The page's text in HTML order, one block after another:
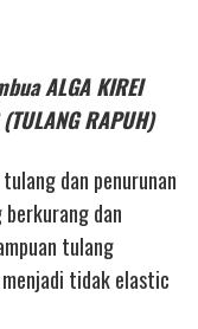
ALGA KIREI
RAPUH)
dan penurunan
dan
tulang
tidak elastic